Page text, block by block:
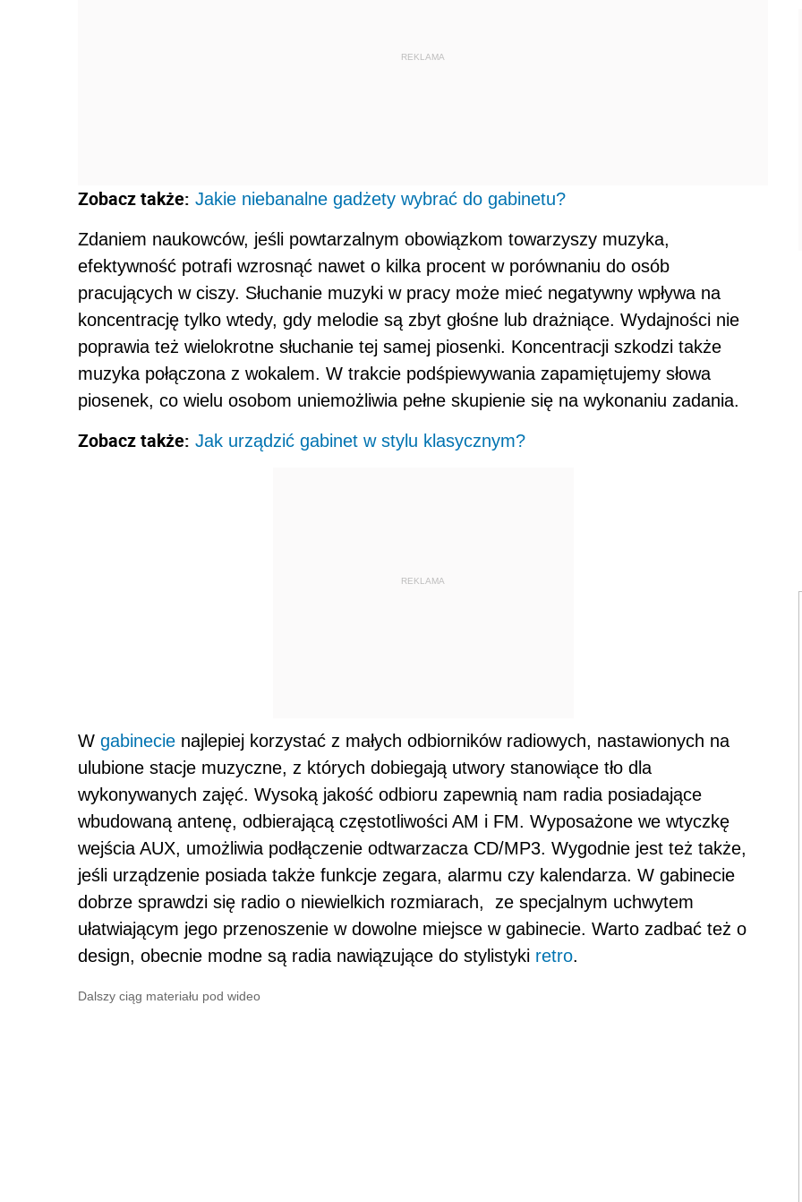
REKLAMA
Zobacz także: Jakie niebanalne gadżety wybrać do gabinetu?
Zdaniem naukowców, jeśli powtarzalnym obowiązkom towarzyszy muzyka,
efektywność potrafi wzrosnąć nawet o kilka procent w porównaniu do osób
pracujących w ciszy. Słuchanie muzyki w pracy może mieć negatywny wpływa na
koncentrację tylko wtedy, gdy melodie są zbyt głośne lub drażniące. Wydajności nie
poprawia też wielokrotne słuchanie tej samej piosenki. Koncentracji szkodzi także
muzyka połączona z wokalem. W trakcie podśpiewywania zapamiętujemy słowa
piosenek, co wielu osobom uniemożliwia pełne skupienie się na wykonaniu zadania.
Zobacz także: Jak urządzić gabinet w stylu klasycznym?
REKLAMA
W gabinecie najlepiej korzystać z małych odbiorników radiowych, nastawionych na
ulubione stacje muzyczne, z których dobiegają utwory stanowiące tło dla
wykonywanych zajęć. Wysoką jakość odbioru zapewnią nam radia posiadające
wbudowaną antenę, odbierającą częstotliwości AM i FM. Wyposażone we wtyczkę
wejścia AUX, umożliwia podłączenie odtwarzacza CD/MP3. Wygodnie jest też także,
jeśli urządzenie posiada także funkcje zegara, alarmu czy kalendarza. W gabinecie
dobrze sprawdzi się radio o niewielkich rozmiarach, ze specjalnym uchwytem
ułatwiającym jego przenoszenie w dowolne miejsce w gabinecie. Warto zadbać też o
design, obecnie modne są radia nawiązujące do stylistyki retro.
Dalszy ciąg materiału pod wideo